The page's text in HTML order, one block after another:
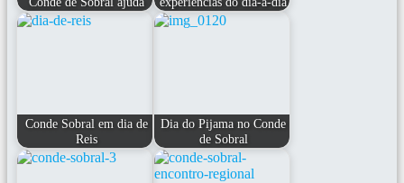
Conde Sobral em dia de
Reis
Dia do Pijama no Conde
de Sobral